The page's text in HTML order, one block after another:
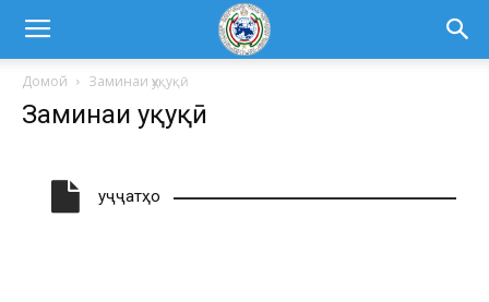
Домой Заминаи ҳуқуқӣ
Заминаи ҳуқуқӣ
Ҳуҷҷатҳо